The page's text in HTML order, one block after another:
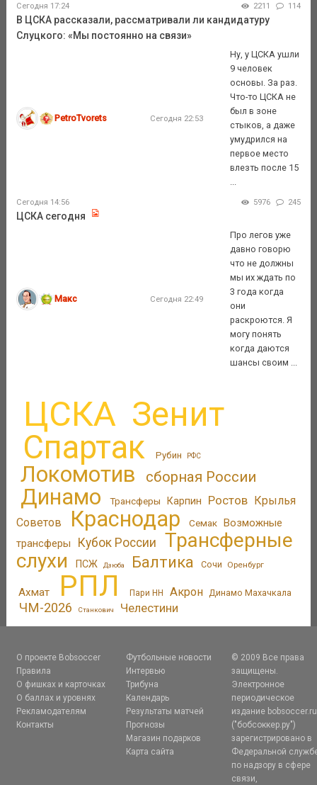
Сегодня 17:24 2211 114
В ЦСКА рассказали, рассматривали ли кандидатуру
Слуцкого: «Мы постоянно на связи»
PetroTvorets Сегодня 22:53
Ну, у ЦСКА ушли
9 человек
основы. За раз.
Что-то ЦСКА не
был в зоне
стыков, а даже
умудрился на
первое место
влезть после 15
Сегодня 14:56 5976 245
ЦСКА сегодня
Макс Сегодня 22:49
Про легов уже
давно говорю
что не должны
мы их ждать по
3 года когда
они
раскроются. Я
могу понять
когда даются
шансы своим ...
ЦСКА Зенит
Спартак Рубин РФС
Локомотив сборная России
Динамо Трансферы Карпин Ростов Крылья
Советов
Краснодар Семак Возможные
трансферы
Кубок России
Трансферные
слухи
ПСЖ Дзюба Балтика Сочи Оренбург
Ахмат РПЛ Пари НН Акрон Динамо Махачкала
ЧМ-2026 Станкович Челестини
О проекте Bobsoccer
Правила
О фишках и карточках
О баллах и уровнях
Рекламодателям
Контакты
Футбольные новости
Интервью
Трибуна
Календарь
Результаты матчей
Прогнозы
Магазин подарков
Карта сайта
© 2009 Все права
защищены.
Электронное
периодическое
издание bobsoccer.ru
("бобсоккер.ру")
зарегистрировано в
Федеральной
по надзору в сфере
связи,